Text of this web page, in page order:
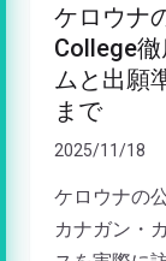
ケロウナ
College
ムと出願
まで
2025/11/18
ケロウナの
カナガン・